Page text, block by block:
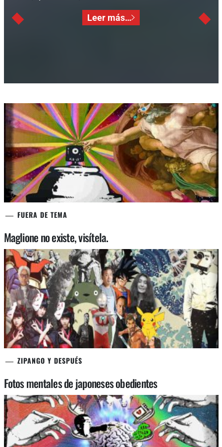
Leer más…
FUERA DE TEMA
Maglione no existe, visítela.
ZIPANGO Y DESPUÉS
Fotos mentales de japoneses obedientes